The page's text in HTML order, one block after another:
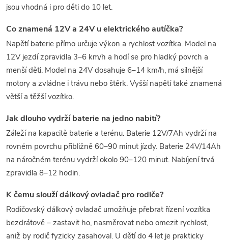
jsou vhodná i pro děti do 10 let.
Co znamená 12V a 24V u elektrického autíčka?
Napětí baterie přímo určuje výkon a rychlost vozítka. Model na
12V jezdí zpravidla 3–6 km/h a hodí se pro hladký povrch a
menší děti. Model na 24V dosahuje 6–14 km/h, má silnější
motory a zvládne i trávu nebo štěrk. Vyšší napětí také znamená
větší a těžší vozítko.
Jak dlouho vydrží baterie na jedno nabití?
Záleží na kapacitě baterie a terénu. Baterie 12V/7Ah vydrží na
rovném povrchu přibližně 60–90 minut jízdy. Baterie 24V/14Ah
na náročném terénu vydrží okolo 90–120 minut. Nabíjení trvá
zpravidla 8–12 hodin.
K čemu slouží dálkový ovladač pro rodiče?
Rodičovský dálkový ovladač umožňuje přebrat řízení vozítka
bezdrátově – zastavit ho, nasměrovat nebo omezit rychlost,
aniž by rodič fyzicky zasahoval. U dětí do 4 let je prakticky